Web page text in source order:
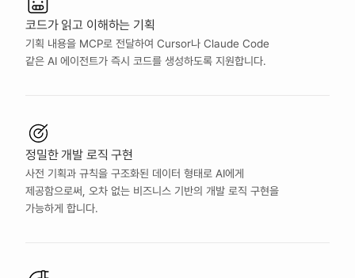
코드가 읽고 이해하는 기획
기획 내용을 MCP로 전달하여 Cursor나 Claude Code
같은 AI 에이전트가 즉시 코드를 생성하도록 지원합니다.
정밀한 개발 로직 구현
사전 기획과 규칙을 구조화된 데이터 형태로 AI에게
제공함으로써, 오차 없는 비즈니스 기반의 개발 로직 구현을
가능하게 합니다.